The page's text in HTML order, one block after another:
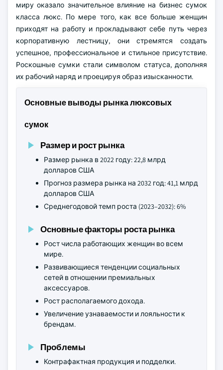
миру оказало значительное влияние на бизнес сумок
класса люкс. По мере того, как все больше женщин
приходят на работу и прокладывают себе путь через
корпоративную лестницу, они стремятся создать
успешное, профессиональное и стильное присутствие.
Роскошные сумки стали символом статуса, дополняя
их рабочий наряд и проецируя образ изысканности.
Основные выводы рынка люксовых
сумок
Размер и рост рынка
Размер рынка в 2022 году: 22,8 млрд
долларов США
Прогноз размера рынка на 2032 год: 41,1 млрд
долларов США
Среднегодовой темп роста (2023–2032): 6%
Основные факторы роста рынка
Рост числа работающих женщин во всем
мире.
Развивающиеся тенденции социальных
сетей в отношении премиальных
аксессуаров.
Рост располагаемого дохода.
Увеличение узнаваемости и лояльности к
брендам.
Проблемы
Контрафактная продукция и подделки.